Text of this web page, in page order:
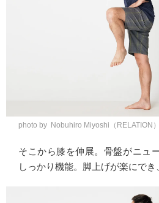
photo by Nobuhiro Miyoshi（RELATION）
そこから膝を伸展。骨盤がニュ
しっかり機能。脚上げが楽にでき